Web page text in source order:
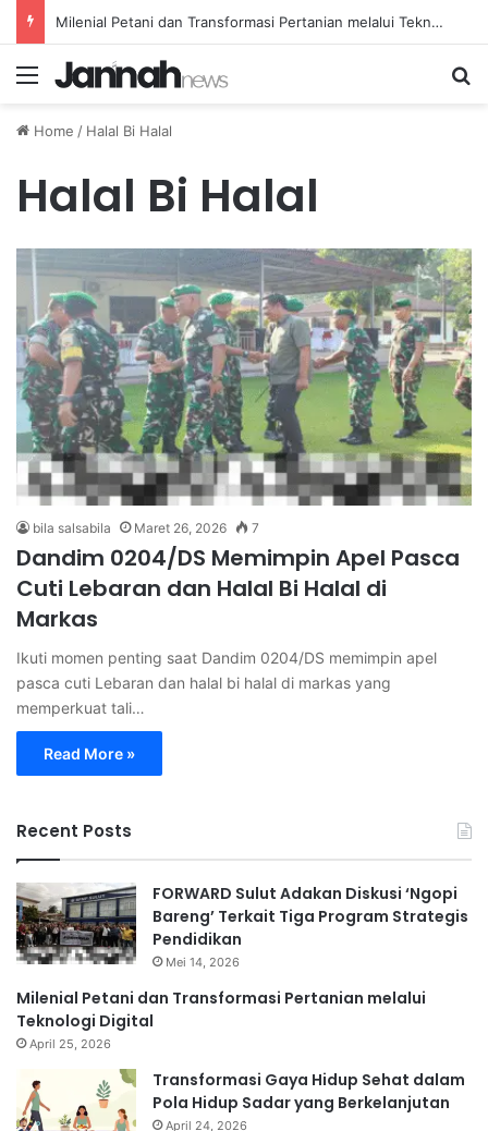
Milenial Petani dan Transformasi Pertanian melalui Teknologi Digital
Menu
Home / Halal Bi Halal
Halal Bi Halal
bila salsabila Maret 26, 2026 7
Dandim 0204/DS Memimpin Apel Pasca
Cuti Lebaran dan Halal Bi Halal di
Markas
Ikuti momen penting saat Dandim 0204/DS memimpin apel
pasca cuti Lebaran dan halal bi halal di markas yang
memperkuat tali…
Read More »
Recent Posts
FORWARD Sulut Adakan Diskusi ‘Ngopi
Bareng’ Terkait Tiga Program Strategis
Pendidikan
Mei 14, 2026
Milenial Petani dan Transformasi Pertanian melalui
Teknologi Digital
April 25, 2026
Transformasi Gaya Hidup Sehat dalam
Pola Hidup Sadar yang Berkelanjutan
April 24, 2026